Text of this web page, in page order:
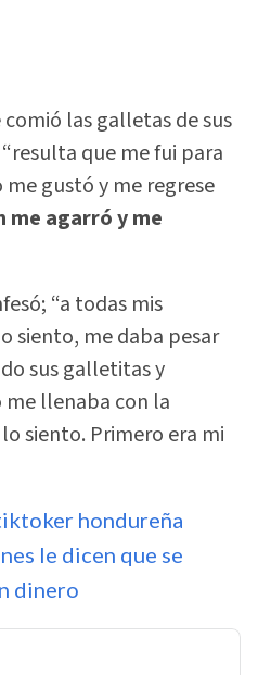
comió las galletas de sus
que me fui para
me gustó y me regrese
me agarró y me
“a todas mis
siento, me daba pesar
sus galletitas y
me llenaba con la
siento. Primero era mi
hondureña
le dicen que se
dinero